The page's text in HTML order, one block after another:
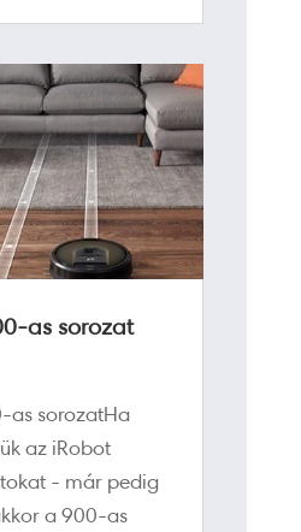
as sorozat
as sorozatHa
az iRobot
- már pedig
a 900-as